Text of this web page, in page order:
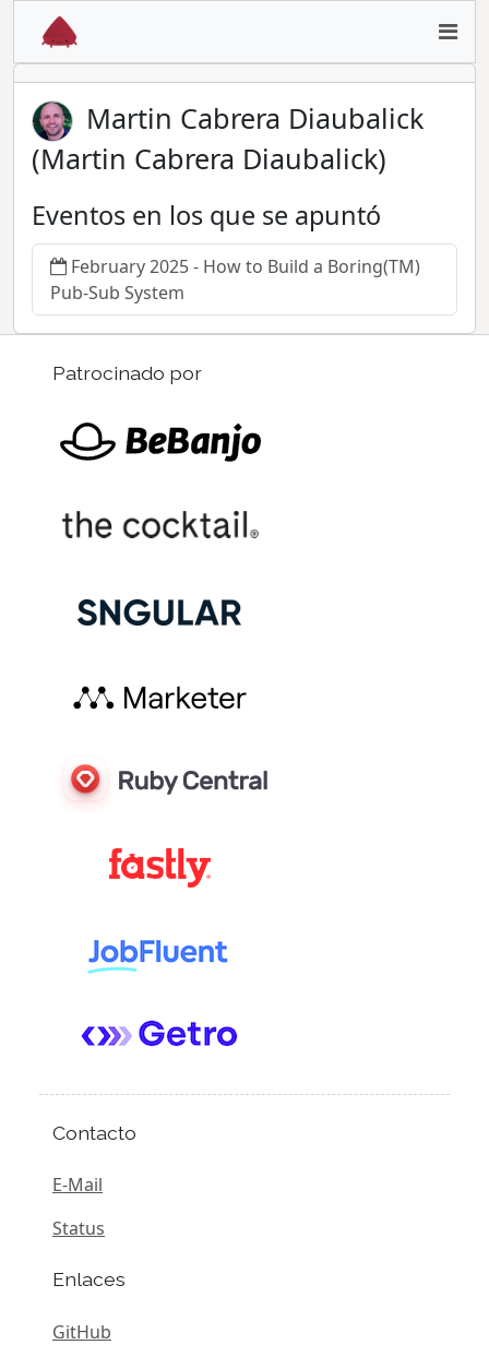
Martin Cabrera Diaubalick
(Martin Cabrera Diaubalick)
Eventos en los que se apuntó
February 2025 - How to Build a Boring(TM)
Pub-Sub System
Patrocinado por
Contacto
E-Mail
Status
Enlaces
GitHub